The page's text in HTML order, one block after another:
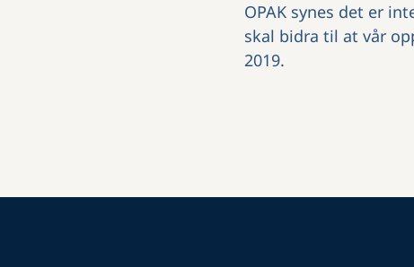
OPAK synes det er
skal bidra til at vår
2019.